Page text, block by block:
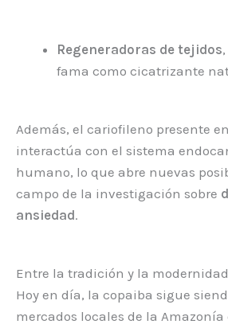
Regeneradoras de tejidos
fama como cicatrizante
Además, el cariofileno presente
interactúa con el sistema
humano, lo que abre nuevas
campo de la investigación sobre
ansiedad.
Entre la tradición y la modernidad
Hoy en día, la copaiba sigue
mercados locales de la Amazonía